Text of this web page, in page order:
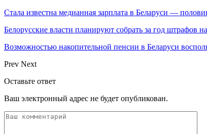
Стала известна медианная зарплата в Беларуси —
Белорусские власти планируют собрать за год штрафов
Возможностью накопительной пенсии в Беларуси
Prev Next
Оставьте ответ
Ваш электронный адрес не будет опубликован.